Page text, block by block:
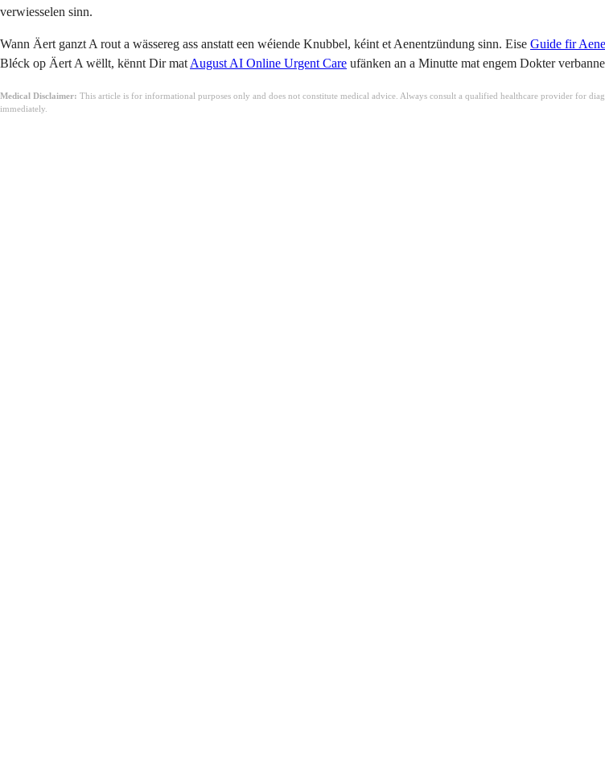
verwiesselen sinn.
Wann Äert ganzt A rout a wässereg ass anstatt een wéiende Knubbel, kéint et Aenentzündung sinn. Eise Guide fir
Bléck op Äert A wëllt, kënnt Dir mat August AI Online Urgent Care ufänken an a Minutte mat engem Dokter
Medical Disclaimer: This article is for informational purposes only and does not constitute medical advice. Always consult a qualified healthcare provider for
immediately.